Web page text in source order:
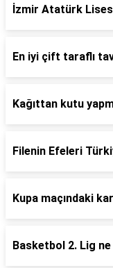
İzmir Atatürk
En iyi çift taraflı
Kağıttan kutu
Filenin Efeleri
Kupa maçındaki
Basketbol 2. Lig